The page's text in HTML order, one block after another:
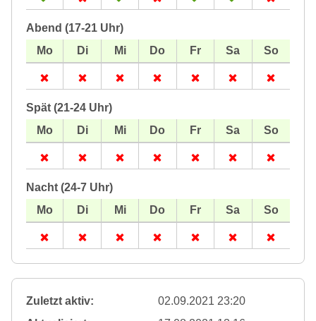
Abend (17-21 Uhr)
Spät (21-24 Uhr)
Nacht (24-7 Uhr)
Zuletzt aktiv:
02.09.2021 23:20